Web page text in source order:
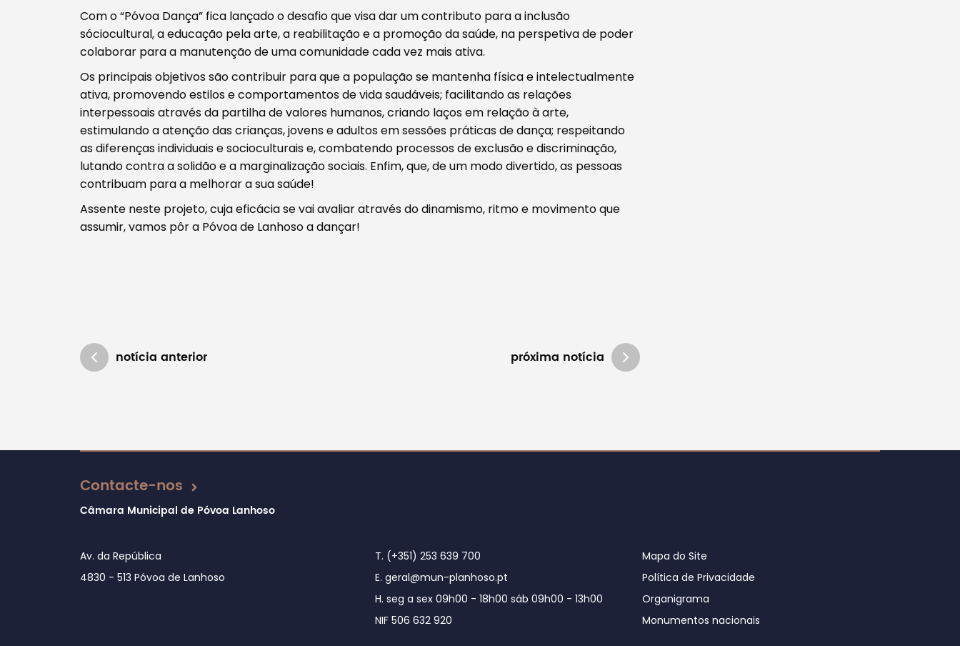
Com o “Póvoa Dança” fica lançado o desafio que visa dar um contributo para a inclusão
sóciocultural, a educação pela arte, a reabilitação e a promoção da saúde, na perspetiva de poder
colaborar para a manutenção de uma comunidade cada vez mais ativa.
Os principais objetivos são contribuir para que a população se mantenha física e intelectualmente
ativa, promovendo estilos e comportamentos de vida saudáveis; facilitando as relações
interpessoais através da partilha de valores humanos, criando laços em relação à arte,
estimulando a atenção das crianças, jovens e adultos em sessões práticas de dança; respeitando
as diferenças individuais e socioculturais e, combatendo processos de exclusão e discriminação,
lutando contra a solidão e a marginalização sociais. Enfim, que, de um modo divertido, as pessoas
contribuam para a melhorar a sua saúde!
Assente neste projeto, cuja eficácia se vai avaliar através do dinamismo, ritmo e movimento que
assumir, vamos pôr a Póvoa de Lanhoso a dançar!
notícia anterior próxima notícia
Atualizado em 01/08/2024
Contacte-nos
Câmara Municipal de Póvoa Lanhoso
Av. da República
4830 - 513 Póvoa de Lanhoso
T. (+351) 253 639 700
E. geral@mun-planhoso.pt
H. seg a sex 09h00 - 18h00 sáb 09h00 - 13h00
NIF 506 632 920
Mapa do Site
Política de Privacidade
Organigrama
Monumentos nacionais